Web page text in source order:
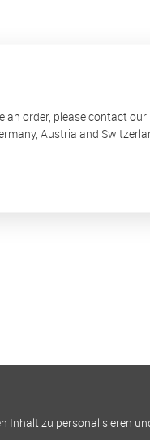
an order, please contact our
Austria and
Inhalt zu personalisieren